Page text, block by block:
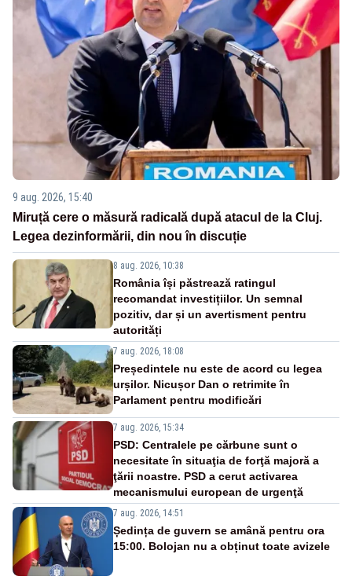
9 aug. 2026, 15:40
Miruță cere o măsură radicală după atacul de la Cluj.
Legea dezinformării, din nou în discuție
8 aug. 2026, 10:38
România își păstrează ratingul
recomandat investițiilor. Un semnal
pozitiv, dar și un avertisment pentru
autorități
7 aug. 2026, 18:08
Președintele nu este de acord cu legea
urșilor. Nicușor Dan o retrimite în
Parlament pentru modificări
7 aug. 2026, 15:34
PSD: Centralele pe cărbune sunt o
necesitate în situaţia de forţă majoră a
ţării noastre. PSD a cerut activarea
mecanismului european de urgenţă
7 aug. 2026, 14:51
Ședința de guvern se amână pentru ora
15:00. Bolojan nu a obținut toate avizele